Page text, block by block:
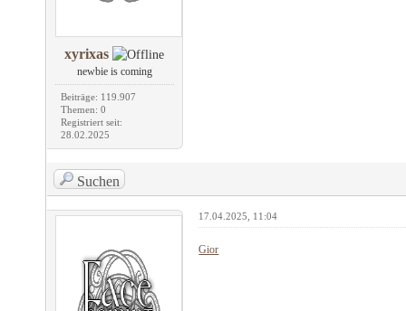
xyrixas
newbie is coming
Beiträge: 119.907
Themen: 0
Registriert seit:
28.02.2025
Suchen
17.04.2025, 11:04
Gior